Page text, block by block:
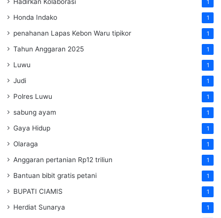
1
Honda Indako 1
penahanan Lapas Kebon Waru tipikor 1
Tahun Anggaran 2025 1
Luwu 1
Judi 1
Polres Luwu 1
sabung ayam 1
Gaya Hidup 1
Olaraga 1
Anggaran pertanian Rp12 triliun 1
Bantuan bibit gratis petani 1
BUPATI CIAMIS 1
Herdiat Sunarya 1